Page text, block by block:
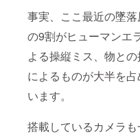
事実、ここ最近の墜落
の9割がヒューマンエ
よる操縦ミス、物と
によるものが大半を占
います。
搭載しているカメラ